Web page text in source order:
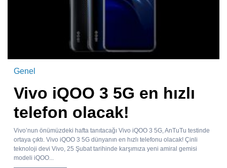
Genel
Vivo iQOO 3 5G en hızlı
telefon olacak!
Vivo’nun önümüzdeki hafta tanıtacağı Vivo iQOO 3 5G, AnTuTu testinde
ortaya çıktı. Vivo iQOO 3 5G dünyanın en hızlı telefonu olacak! Çinli
teknoloji devi Vivo, 25 Şubat tarihinde karşımıza yeni amiral gemisi
modeli iQOO...